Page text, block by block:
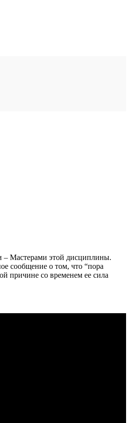
– Мастерами этой дисциплины.
сообщение о том, что “пора
причине со временем ее сила